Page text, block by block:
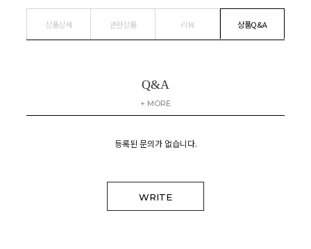
상품상세 관련상품 리뷰 상품Q&A
Q&A
+ MORE
등록된 문의가 없습니다.
WRITE